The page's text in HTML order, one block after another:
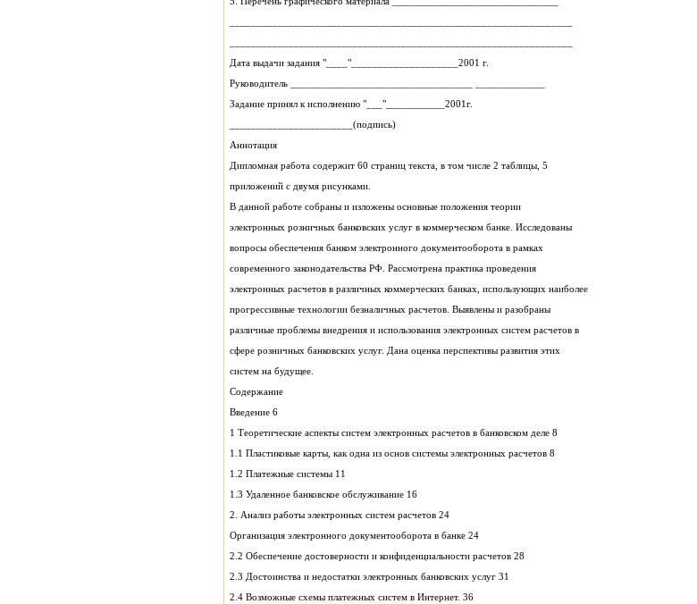
Дата выдачи задания "____"____________________2001 г.
Задание принял к исполнению "___"___________2001г.
_______________________(подпись)
Аннотация
Дипломная работа содержит 60 страниц текста, в том числе 2 таблицы, 5
приложений с двумя рисунками.
В данной работе собраны и изложены основные положения теории
электронных розничных банковских услуг в коммерческом банке. Исследованы
вопросы обеспечения банком электронного документооборота в рамках
современного законодательства РФ. Рассмотрена практика проведения
электронных расчетов в различных коммерческих банках, использующих наиболее
прогрессивные технологии безналичных расчетов. Выявлены и разобраны
различные проблемы внедрения и использования электронных систем расчетов в
сфере розничных банковских услуг. Дана оценка перспективы развития этих
систем на будущее.
Содержание
Введение 6
1 Теоретические аспекты систем электронных расчетов в банковском деле 8
1.1 Пластиковые карты, как одна из основ системы электронных расчетов 8
1.2 Платежные системы 11
1.3 Удаленное банковское обслуживание 16
2. Анализ работы электронных систем расчетов 24
Организация электронного документооборота в банке 24
2.2 Обеспечение достоверности и конфиденциальности расчетов 28
2.3 Достоинства и недостатки электронных банковских услуг 31
2.4 Возможные схемы платежных систем в Интернет. 36